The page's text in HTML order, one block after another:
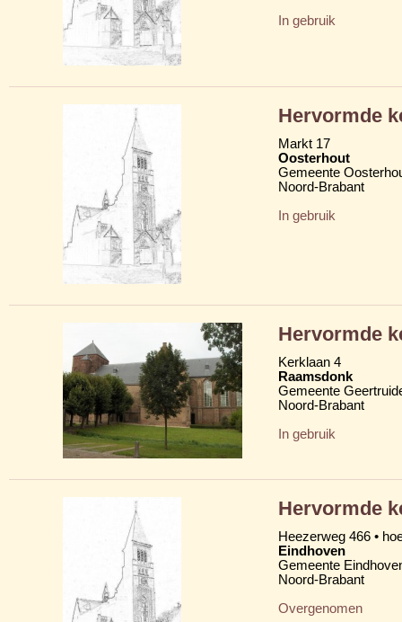
In gebruik
Hervormde
Markt 17
Oosterhout
Gemeente
Noord-Brabant
In gebruik
Hervormde
Kerklaan 4
Raamsdonk
Gemeente
Noord-Brabant
In gebruik
Hervormde
Heezerweg 466 •
Eindhoven
Gemeente
Noord-Brabant
Overgenomen